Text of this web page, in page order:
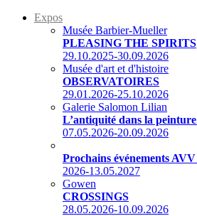
Expos
Musée Barbier-Mueller
PLEASING THE SPIRITS
29.10.2025-30.09.2026
Musée d'art et d'histoire
OBSERVATOIRES
29.01.2026-25.10.2026
Galerie Salomon Lilian
L’antiquité dans la
07.05.2026-20.09.2026
Prochains événements
2026-13.05.2027
Gowen
CROSSINGS
28.05.2026-10.09.2026